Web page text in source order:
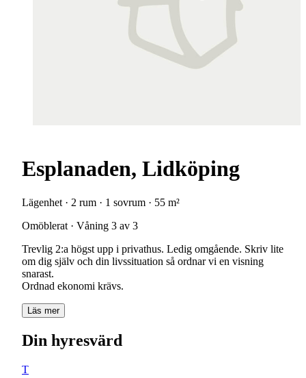
Esplanaden, Lidköping
Lägenhet · 2 rum · 1 sovrum · 55 m²
Omöblerat · Våning 3 av 3
Trevlig 2:a högst upp i privathus. Ledig omgående. Skriv lite
om dig själv och din livssituation så ordnar vi en visning
snarast.
Ordnad ekonomi krävs.
Läs mer
Din hyresvärd
T